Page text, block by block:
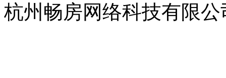
杭州畅房网络科技有限公